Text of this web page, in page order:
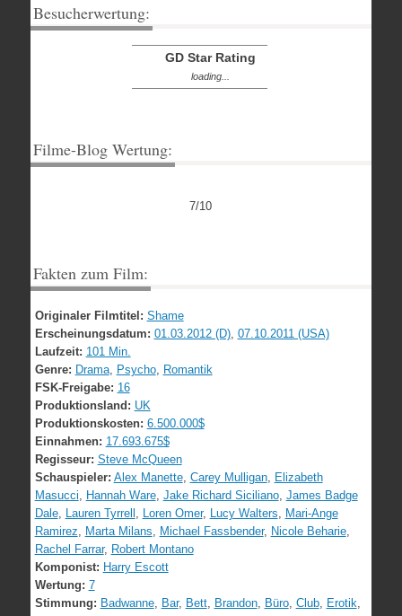
Besucherwertung:
GD Star Rating
loading...
Filme-Blog Wertung:
7/10
Fakten zum Film:
Originaler Filmtitel: Shame
Erscheinungsdatum: 01.03.2012 (D), 07.10.2011 (USA)
Laufzeit: 101 Min.
Genre: Drama, Psycho, Romantik
FSK-Freigabe: 16
Produktionsland: UK
Produktionskosten: 6.500.000$
Einnahmen: 17.693.675$
Regisseur: Steve McQueen
Schauspieler: Alex Manette, Carey Mulligan, Elizabeth
Masucci
Hannah Ware, Jake Richard Siciliano, James Badge
Dale, Lauren Tyrrell Loren Omer, Lucy Walters
Mari-Ange
Ramirez
Marta Milans Michael Fassbender, Nicole Beharie,
Rachel Farrar, Robert Montano
Komponist: Harry Escott
Wertung: 7
Stimmung: Badwanne, Bar, Bett, Brandon, Büro, Club, Erotik